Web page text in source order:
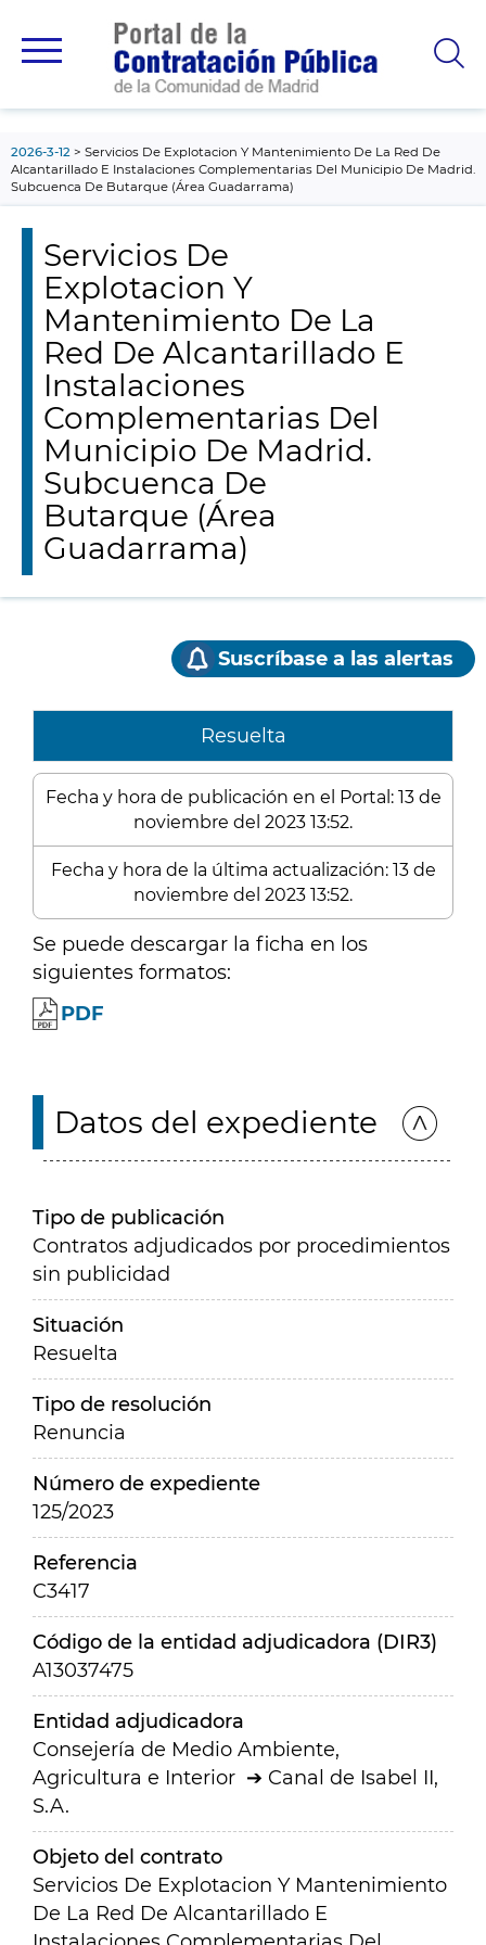
principal
2026-3-12
Servicios De Explotacion Y Mantenimiento De La Red De
Alcantarillado E Instalaciones Complementarias Del Municipio De Madrid.
Subcuenca De Butarque (Área Guadarrama)
Servicios De
Explotacion Y
Mantenimiento De La
Red De Alcantarillado E
Instalaciones
Complementarias Del
Municipio De Madrid.
Subcuenca De
Butarque (Área
Guadarrama)
Suscríbase a las alertas
Resuelta
Fecha y hora de publicación en el Portal: 13 de
noviembre del 2023 13:52.
Fecha y hora de la última actualización: 13 de
noviembre del 2023 13:52.
Se puede descargar la ficha en los
siguientes formatos:
PDF
Datos del expediente
Tipo de publicación
Contratos adjudicados por procedimientos
sin publicidad
Situación
Resuelta
Tipo de resolución
Renuncia
Número de expediente
125/2023
Referencia
C3417
Código de la entidad adjudicadora (DIR3)
A13037475
Entidad adjudicadora
Consejería de Medio Ambiente,
Agricultura e Interior
Canal de Isabel II,
S.A.
Objeto del contrato
Servicios De Explotacion Y Mantenimiento
De La Red De Alcantarillado E